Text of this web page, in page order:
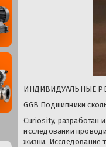
ИНДИВИДУАЛЬНЫЕ
GGB Подшипники
Curiosity, разработан
исследовании
жизни. Исследование